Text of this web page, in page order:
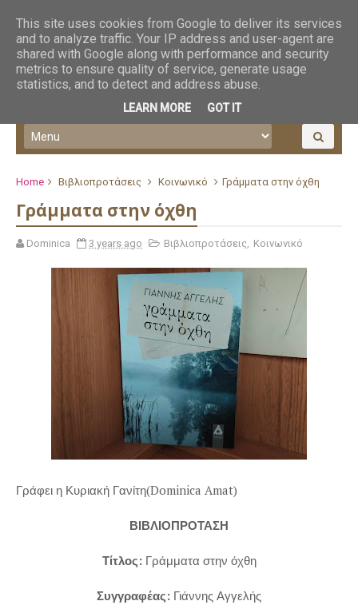
Home Βιβλιοπροτάσεις Κοινωνικό Γράμματα στην όχθη
Γράμματα στην όχθη
Dominica 3 years ago Βιβλιοπροτάσεις, Κοινωνικό
Γράφει η Κυριακή Γανίτη(Dominica Amat)
ΒΙΒΛΙΟΠΡΟΤΑΣΗ
Τίτλος: Γράμματα στην όχθη
Συγγραφέας: Γιάννης Αγγελής
This site uses cookies from Google to deliver its services
and to analyze traffic. Your IP address and user-agent are
shared with Google along with performance and security
metrics to ensure quality of service, generate usage
statistics, and to detect and address abuse.
LEARN MORE GOT IT